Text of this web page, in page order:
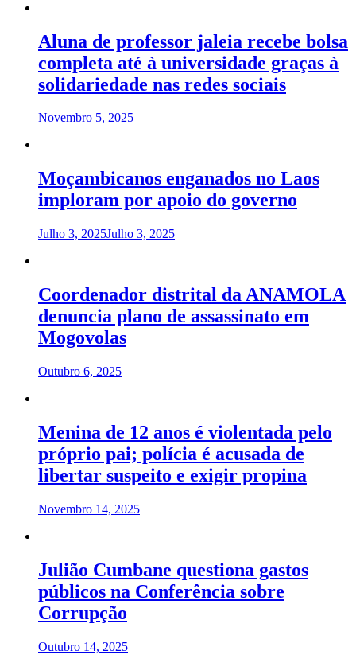
Aluna de professor jaleia recebe bolsa
completa até à universidade graças à
solidariedade nas redes sociais
Novembro 5, 2025
Moçambicanos enganados no Laos
imploram por apoio do governo
Julho 3, 2025Julho 3, 2025
Coordenador distrital da ANAMOLA
denuncia plano de assassinato em
Mogovolas
Outubro 6, 2025
Menina de 12 anos é violentada pelo
próprio pai; polícia é acusada de
libertar suspeito e exigir propina
Novembro 14, 2025
Julião Cumbane questiona gastos
públicos na Conferência sobre
Corrupção
Outubro 14, 2025